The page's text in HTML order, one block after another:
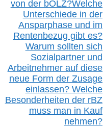
von der bOLZ?Welche
Unterschiede in der
Ansparphase und im
Rentenbezug gibt es?
Warum sollten sich
Sozialpartner und
Arbeitnehmer auf diese
neue Form der Zusage
einlassen? Welche
Besonderheiten der rBZ
muss man in Kauf
nehmen?